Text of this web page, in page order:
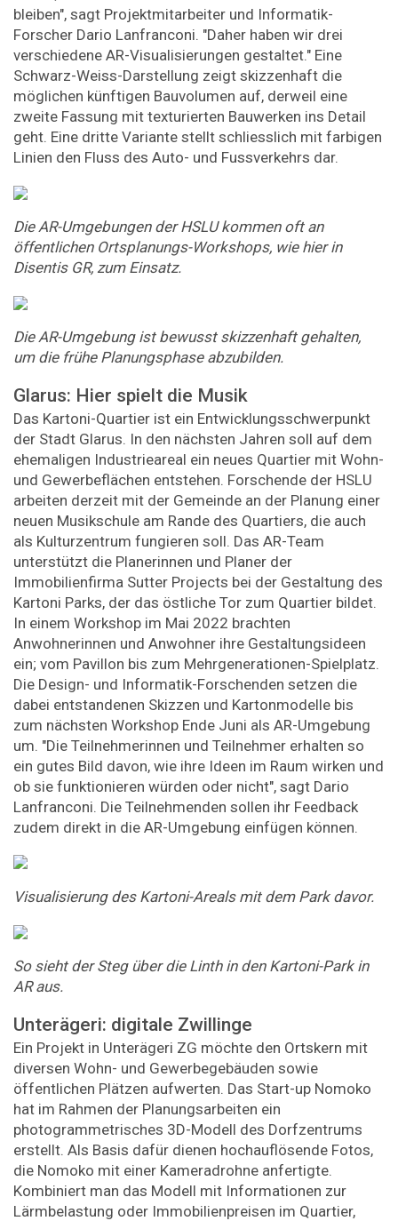
bleiben", sagt Projektmitarbeiter und Informatik-
Forscher Dario Lanfranconi. "Daher haben wir drei
verschiedene AR-Visualisierungen gestaltet." Eine
Schwarz-Weiss-Darstellung zeigt skizzenhaft die
möglichen künftigen Bauvolumen auf, derweil eine
zweite Fassung mit texturierten Bauwerken ins Detail
geht. Eine dritte Variante stellt schliesslich mit farbigen
Linien den Fluss des Auto- und Fussverkehrs dar.
Die AR-Umgebungen der HSLU kommen oft an
öffentlichen Ortsplanungs-Workshops, wie hier in
Disentis GR, zum Einsatz.
Die AR-Umgebung ist bewusst skizzenhaft gehalten,
um die frühe Planungsphase abzubilden.
Glarus: Hier spielt die Musik
Das Kartoni-Quartier ist ein Entwicklungsschwerpunkt
der Stadt Glarus. In den nächsten Jahren soll auf dem
ehemaligen Industrieareal ein neues Quartier mit Wohn-
und Gewerbeflächen entstehen. Forschende der HSLU
arbeiten derzeit mit der Gemeinde an der Planung einer
neuen Musikschule am Rande des Quartiers, die auch
als Kulturzentrum fungieren soll. Das AR-Team
unterstützt die Planerinnen und Planer der
Immobilienfirma Sutter Projects bei der Gestaltung des
Kartoni Parks, der das östliche Tor zum Quartier bildet.
In einem Workshop im Mai 2022 brachten
Anwohnerinnen und Anwohner ihre Gestaltungsideen
ein; vom Pavillon bis zum Mehrgenerationen-Spielplatz.
Die Design- und Informatik-Forschenden setzen die
dabei entstandenen Skizzen und Kartonmodelle bis
zum nächsten Workshop Ende Juni als AR-Umgebung
um. "Die Teilnehmerinnen und Teilnehmer erhalten so
ein gutes Bild davon, wie ihre Ideen im Raum wirken und
ob sie funktionieren würden oder nicht", sagt Dario
Lanfranconi. Die Teilnehmenden sollen ihr Feedback
zudem direkt in die AR-Umgebung einfügen können.
Visualisierung des Kartoni-Areals mit dem Park davor.
So sieht der Steg über die Linth in den Kartoni-Park in
AR aus.
Unterägeri: digitale Zwillinge
Ein Projekt in Unterägeri ZG möchte den Ortskern mit
diversen Wohn- und Gewerbegebäuden sowie
öffentlichen Plätzen aufwerten. Das Start-up Nomoko
hat im Rahmen der Planungsarbeiten ein
photogrammetrisches 3D-Modell des Dorfzentrums
erstellt. Als Basis dafür dienen hochauflösende Fotos,
die Nomoko mit einer Kameradrohne anfertigte.
Kombiniert man das Modell mit Informationen zur
Lärmbelastung oder Immobilienpreisen im Quartier,